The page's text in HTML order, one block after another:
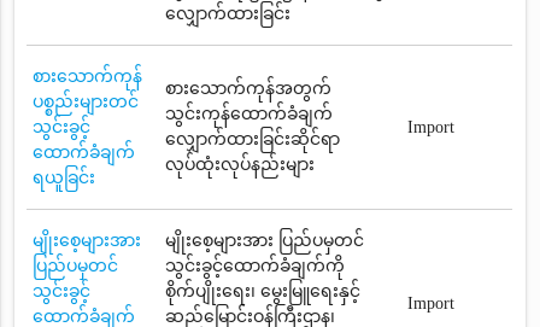
လျှောက်ထားခြင်း
စားသောက်ကုန်
ပစ္စည်းများတင်
သွင်းခွင့်
ထောက်ခံချက်
ရယူခြင်း
စားသောက်ကုန်အတွက်
သွင်းကုန်ထောက်ခံချက်
လျှောက်ထားခြင်းဆိုင်ရာ
လုပ်ထုံးလုပ်နည်းများ
Import
မျိုးစေ့များအား
ပြည်ပမှတင်
သွင်းခွင့်
ထောက်ခံချက်
မျိုးစေ့များအား ပြည်ပမှတင်
သွင်းခွင့်ထောက်ခံချက်ကို
စိုက်ပျိုးရေး၊ မွေးမြူရေးနှင့်
ဆည်မြောင်းဝန်ကြီးဌာန၊
Import